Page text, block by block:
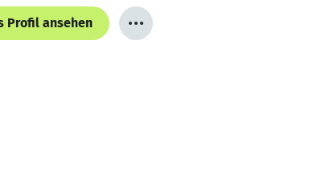
Profil ansehen